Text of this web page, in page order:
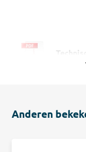
Anderen